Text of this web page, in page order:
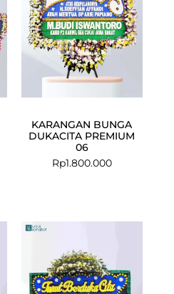
KARANGAN BUNGA
DUKACITA PREMIUM
06
Rp1.800.000